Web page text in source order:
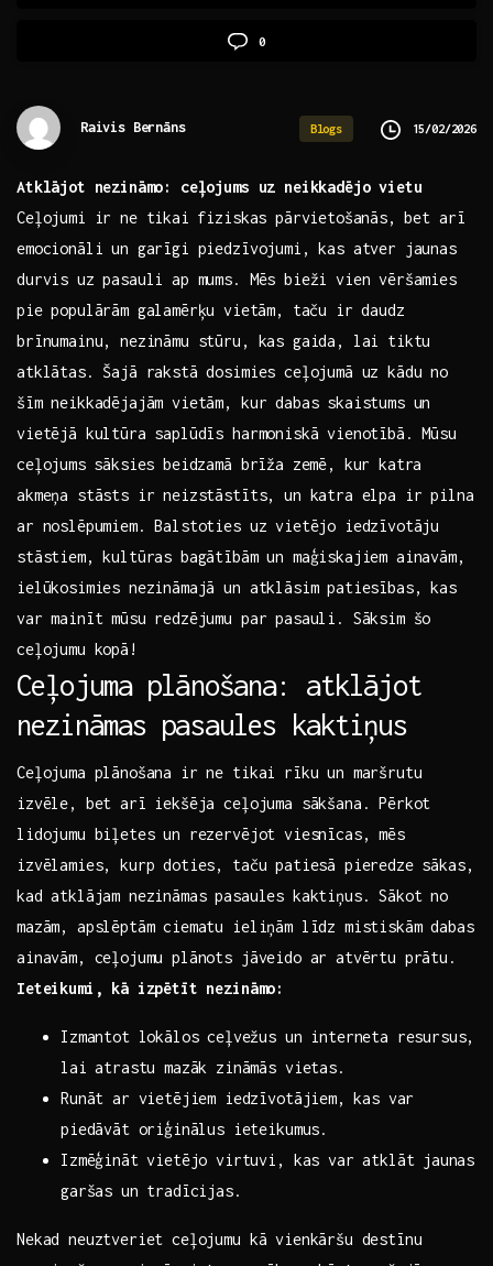
0
Raivis Bernāns Blogs 15/02/2026
Atklājot nezināmo: ceļojums uz neikkadējo vietu
Ceļojumi ir ne tikai ⁤fiziskas pārvietošanās,⁣ bet arī
emocionāli un garīgi piedzīvojumi, kas atver jaunas
durvis uz pasauli ap mums. Mēs bieži vien vēršamies
pie populārām galamērķu⁢ vietām, taču ir daudz
brīnumainu, nezināmu stūru, kas gaida, lai tiktu ​
atklātas. Šajā rakstā dosimies ceļojumā uz kādu no
šīm neikkadējajām vietām, kur dabas​ skaistums un
vietējā kultūra saplūdīs harmoniskā vienotībā. Mūsu
ceļojums ⁤sāksies beidzamā‌ brīža zemē, kur katra
akmeņa stāsts ir ‍neizstāstīts, un katra elpa ir pilna
ar noslēpumiem. Balstoties uz vietējo iedzīvotāju ​
stāstiem, kultūras bagātībām un maģiskajiem ainavām,
ielūkosimies nezināmajā un atklāsim patiesības, kas
var mainīt mūsu redzējumu par pasauli. Sāksim šo
ceļojumu kopā!
Ceļojuma plānošana: atklājot
nezināmas pasaules kaktiņus
Ceļojuma plānošana ir ne tikai rīku un maršrutu
izvēle,‍ bet ‍arī iekšēja ceļojuma sākšana. Pērkot
lidojumu biļetes un rezervējot viesnīcas, mēs
izvēlamies, kurp doties, taču patiesā pieredze sākas,‍
kad atklājam nezināmas pasaules kaktiņus. Sākot no
mazām, apslēptām ciematu ieliņām līdz mistiskām dabas
ainavām, ceļojumu plānots jāveido ar atvērtu prātu.
Ieteikumi, kā izpētīt nezināmo:
Izmantot lokālos ceļvežus un interneta resursus,⁢
lai atrastu mazāk zināmās vietas.
Runāt ar vietējiem iedzīvotājiem, ⁣kas var
piedāvāt oriģinālus ieteikumus.
Izmēģināt vietējo virtuvi, kas var atklāt⁤ jaunas
garšas un tradīcijas.
Nekad neuztveriet ceļojumu kā vienkāršu destīnu